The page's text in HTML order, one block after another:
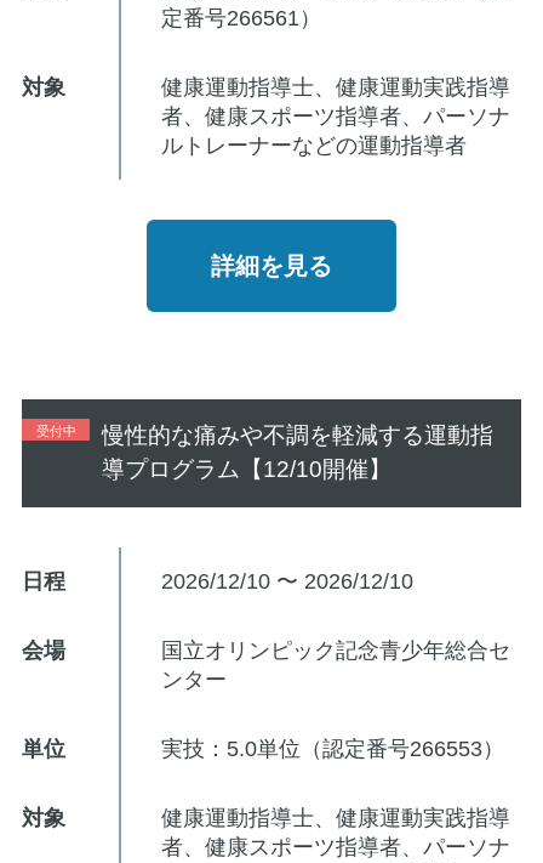
定番号266561）
対象
健康運動指導士、健康運動実践指導
者、健康スポーツ指導者、パーソナ
ルトレーナーなどの運動指導者
詳細を見る
受付中
慢性的な痛みや不調を軽減する運動指
導プログラム【12/10開催】
日程 2026/12/10 〜 2026/12/10
会場
国立オリンピック記念青少年総合セ
ンター
単位 実技：5.0単位（認定番号266553）
対象
健康運動指導士、健康運動実践指導
者、健康スポーツ指導者、パーソナ